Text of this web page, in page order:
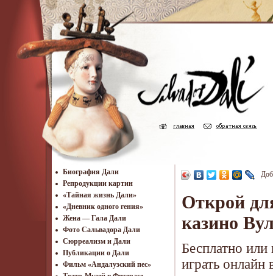
Биография Дали
Репродукции картин
«Тайная жизнь Дали»
«Дневник одного гения»
Жена — Гала Дали
Фото Сальвадора Дали
Cюрреализм и Дали
Публикации о Дали
Фильм «Андалузский пес»
Открой
казино
Бесплатно или
играть